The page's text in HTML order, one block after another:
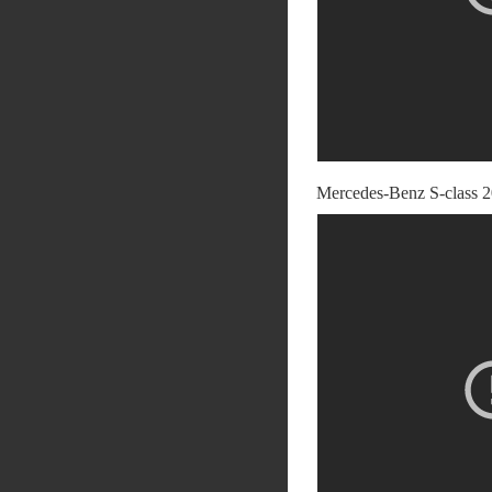
Mercedes-Benz S-class